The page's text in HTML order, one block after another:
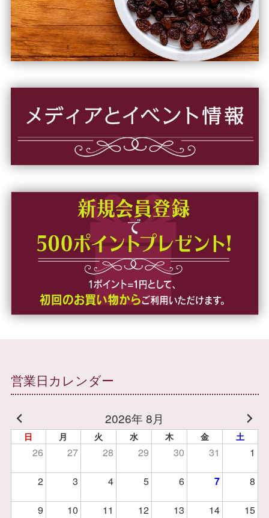
営業日カレンダー
2026年 8月
日 月 火 水 木 金 土
26 27 28 29 30 31 1
2 3 4 5 6 7 8
9 10 11 12 13 14 15